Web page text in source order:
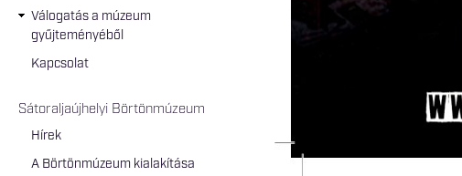
Válogatás a múzeum
gyűjteményéből
Kapcsolat
Sátoraljaújhelyi Börtönmúzeum
Hírek
A Börtönmúzeum kialakítása